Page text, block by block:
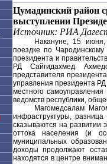
Цумадинский район
выступлении
Источник: РИА
Накануне, 15
поездке по
президента и
РД Сайгидахмед
представителя
управления президента
местного
ведомств республики,
Магомедсалам
инфраструктуры,
сказываются на развитии
оттока населения (и
муниципальных
доходы продолжают
находятся в центре